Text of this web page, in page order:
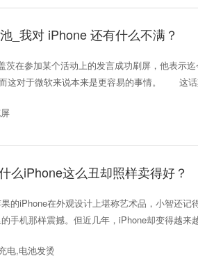
_我对 iPhone 还有什么不满？
在参加某个活动上的发言成功刷屏，他表示迄
这对于微软来说本来是更容易的事情。 这
么iPhone这么丑却照样卖得好？
iPhone在外观设计上堪称艺术品，小智还记
手机那样震撼。但近几年，iPhone却变得越来
电,电池发烫